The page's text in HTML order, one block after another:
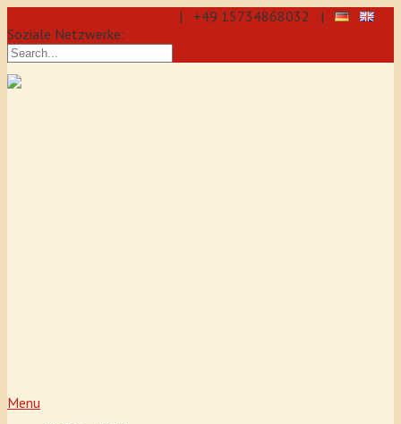
| +49 15734868032 |
Soziale Netzwerke:
Menu